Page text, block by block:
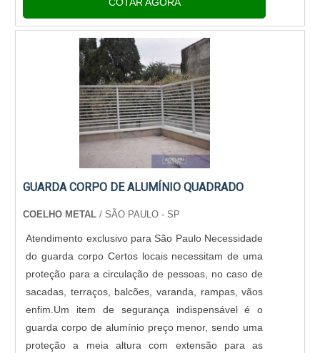
COTAR AGORA
GUARDA CORPO DE ALUMÍNIO QUADRADO
COELHO METAL / SÃO PAULO - SP
Atendimento exclusivo para São Paulo Necessidade
do guarda corpo Certos locais necessitam de uma
proteção para a circulação de pessoas, no caso de
sacadas, terraços, balcões, varanda, rampas, vãos
enfim.Um item de segurança indispensável é o
guarda corpo de alumínio preço menor, sendo uma
proteção a meia altura com extensão para as